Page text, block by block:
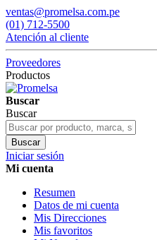
ventas@promelsa.com.pe
(01) 712-5500
Atención al cliente
Proveedores
Productos
Buscar
Buscar
Buscar
Iniciar sesión
Mi cuenta
Resumen
Datos de mi cuenta
Mis Direcciones
Mis favoritos